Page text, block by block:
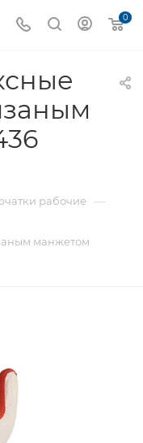
0
рабочие —
манжетом